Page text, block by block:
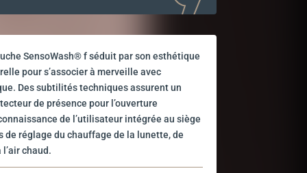
SensoWash® f séduit par son esthétique
pour s’associer à merveille avec
Des subtilités techniques assurent un
de présence pour l’ouverture
de l’utilisateur intégrée au siège
réglage du chauffage de la lunette, de
chaud.